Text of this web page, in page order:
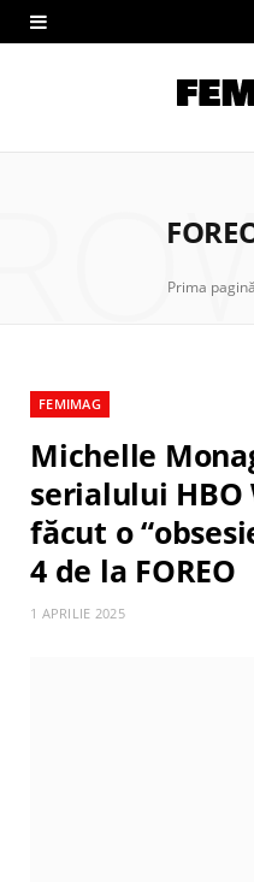
Prima pagină
FEMIMAG
Michelle
serialului HBO
făcut o
4 de la FOREO
1 APRILIE 2025